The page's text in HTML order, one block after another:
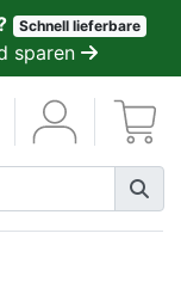
Schnell lieferbare
sparen